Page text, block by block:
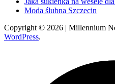
Moda ślubna Szczecin
Copyright © 2026 | Millennium
WordPress.